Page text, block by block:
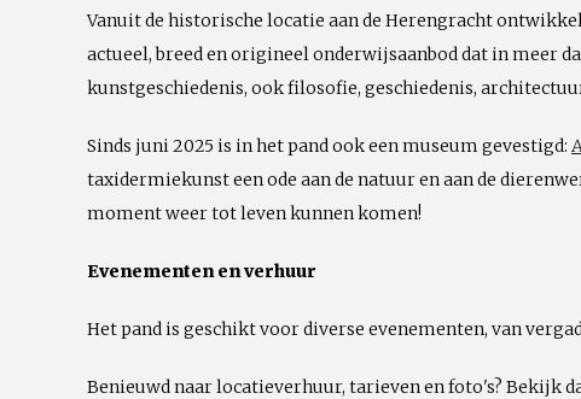
Vanuit de historische locatie aan de Herengracht
actueel, breed en origineel onderwijsaanbod dat in meer
kunstgeschiedenis, ook filosofie, geschiedenis,
Sinds juni 2025 is in het pand ook een museum gevestigd:
taxidermiekunst een ode aan de natuur en aan de
moment weer tot leven kunnen komen!
Evenementen en verhuur
Het pand is geschikt voor diverse evenementen, van
Benieuwd naar locatieverhuur, tarieven en foto's? Bekijk